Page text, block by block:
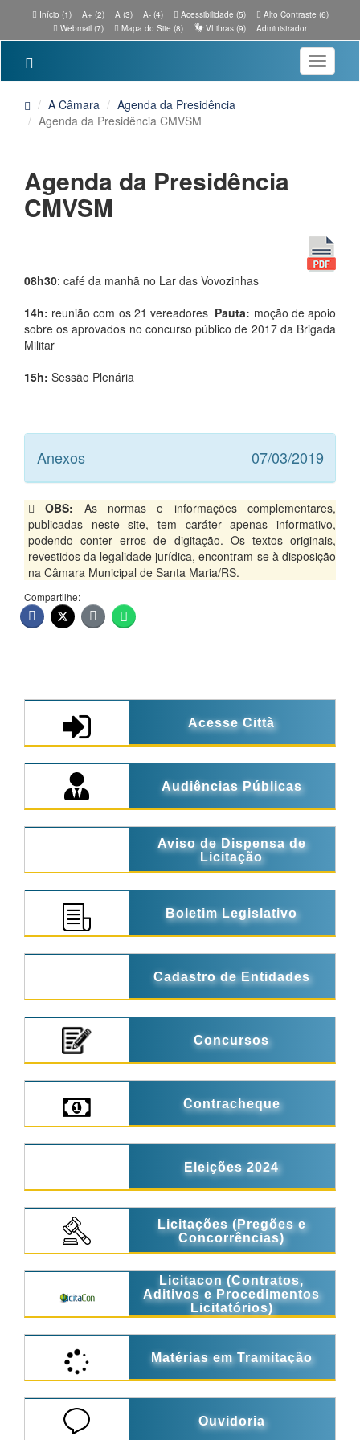
Início (1) A+ (2) A (3) A- (4) Acessibilidade (5)
Alto Contraste (6)
Webmail (7)
Mapa do Site (8) VLibras (9) Administrador
Toggle
A Câmara
Agenda da Presidência
Agenda da Presidência CMVSM
Agenda da Presidência
CMVSM
08h30: café da manhã no Lar das Vovozinhas
14h: reunião com os 21 vereadores Pauta: moção de apoio
sobre os aprovados no concurso público de 2017 da Brigada
Militar
15h: Sessão Plenária
Anexos 07/03/2019
OBS: As normas e informações complementares,
publicadas neste site, tem caráter apenas informativo,
podendo conter erros de digitação. Os textos originais,
revestidos da legalidade jurídica, encontram-se à disposição
na Câmara Municipal de Santa Maria/RS.
Compartilhe:
Acesse Città
Audiências Públicas
Aviso de Dispensa de
Licitação
Boletim Legislativo
Cadastro de Entidades
Concursos
Contracheque
Eleições 2024
Licitações (Pregões e
Concorrências)
Licitacon (Contratos,
Aditivos e Procedimentos
Licitatórios)
Matérias em Tramitação
Ouvidoria